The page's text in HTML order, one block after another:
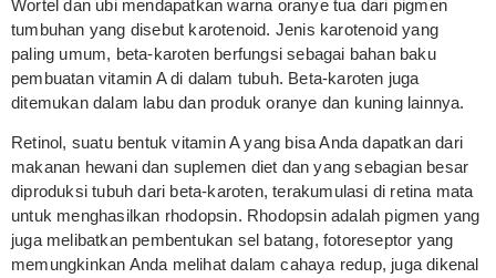
Wortel dan ubi mendapatkan warna oranye tua dari pigmen
tumbuhan yang disebut karotenoid. Jenis karotenoid yang
paling umum, beta-karoten berfungsi sebagai bahan baku
pembuatan vitamin A di dalam tubuh. Beta-karoten juga
ditemukan dalam labu dan produk oranye dan kuning lainnya.
Retinol, suatu bentuk vitamin A yang bisa Anda dapatkan dari
makanan hewani dan suplemen diet dan yang sebagian besar
diproduksi tubuh dari beta-karoten, terakumulasi di retina mata
untuk menghasilkan rhodopsin. Rhodopsin adalah pigmen yang
juga melibatkan pembentukan sel batang, fotoreseptor yang
memungkinkan Anda melihat dalam cahaya redup, juga dikenal